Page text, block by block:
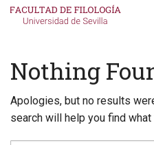
Nothing
Apologies, but no results
search will help you find